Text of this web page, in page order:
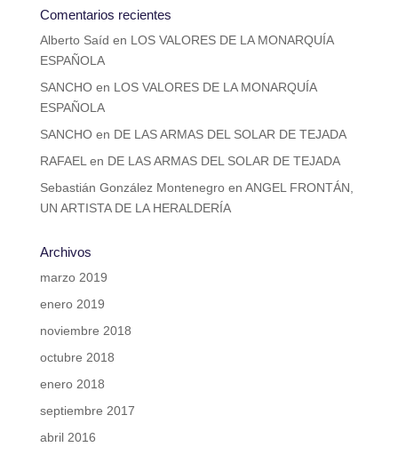
Comentarios recientes
Alberto Saíd en LOS VALORES DE LA MONARQUÍA
ESPAÑOLA
SANCHOen LOS VALORES DE LA MONARQUÍA
ESPAÑOLA
SANCHOen DE LAS ARMAS DEL SOLAR DE TEJADA
RAFAEL en DE LAS ARMAS DEL SOLAR DE TEJADA
Sebastián González Montenegroen ANGEL FRONTÁN,
UN ARTISTA DE LA HERALDERÍA
Archivos
marzo 2019
enero 2019
noviembre 2018
octubre 2018
enero 2018
septiembre 2017
abril 2016